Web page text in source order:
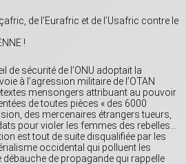
de l’Eurafric et de l’Usafric contre le
!
de sécurité de l’ONU adoptait la
à l’agression militaire de l’OTAN
mensongers attribuant au pouvoir
de toutes pièces « des 6000
des mercenaires étrangers tueurs,
pour violer les femmes des rebelles…
est tout de suite disqualifiée par les
occidental qui polluent les
de propagande qui rappelle